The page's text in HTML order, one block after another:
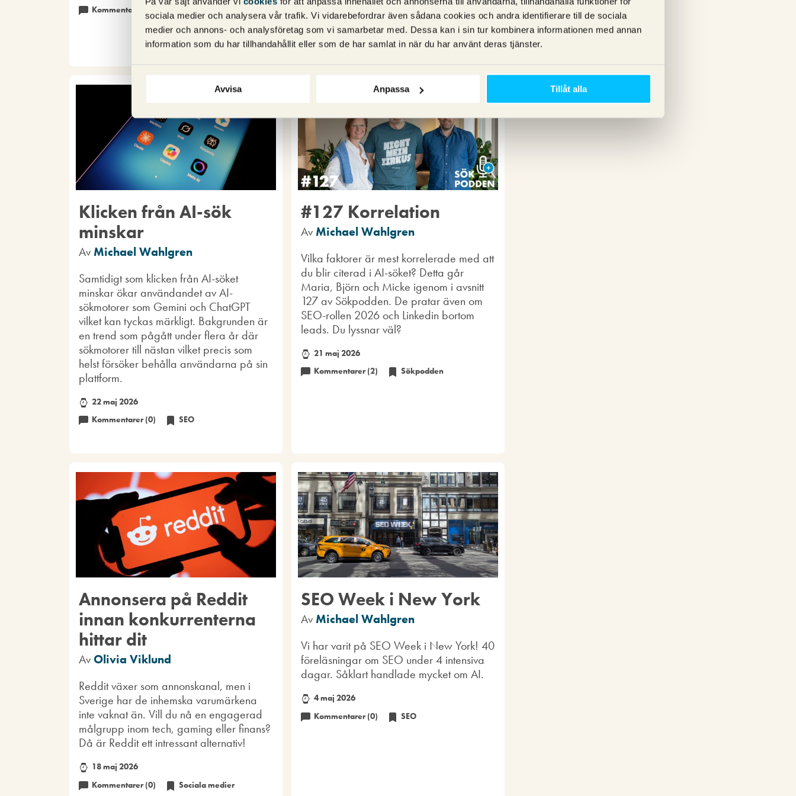
sociala medier och analysera vår trafik. Vi vidarebefordrar även sådana cookies och andra identifierare till de sociala
medier och annons- och analysföretag som vi samarbetar med. Dessa kan i sin tur kombinera informationen med annan
information som du har tillhandahållit eller som de har samlat in när du har använt deras tjänster.
Avvisa Anpassa Tillåt alla
Kommentarer (0)
SEO
26 maj 2026
Kommentarer (0)
SEO
Klicken från AI-sök
minskar
Av Michael Wahlgren
Samtidigt som klicken från AI-söket
minskar ökar användandet av AI-
sökmotorer som Gemini och ChatGPT
vilket kan tyckas märkligt. Bakgrunden är
en trend som pågått under flera år där
sökmotorer till nästan vilket precis som
helst försöker behålla användarna på sin
plattform.
22 maj 2026
Kommentarer (0)
SEO
#127 Korrelation
Av Michael Wahlgren
Vilka faktorer är mest korrelerade med att
du blir citerad i AI-söket? Detta går
Maria, Björn och Micke igenom i avsnitt
127 av Sökpodden. De pratar även om
SEO-rollen 2026 och Linkedin bortom
leads. Du lyssnar väl?
21 maj 2026
Kommentarer (2)
Sökpodden
Annonsera på Reddit
innan konkurrenterna
hittar dit
AvOlivia Viklund
Reddit växer som annonskanal, men i
Sverige har de inhemska varumärkena
inte vaknat än. Vill du nå en engagerad
målgrupp inom tech, gaming eller finans?
Då är Reddit ett intressant alternativ!
18 maj 2026
Kommentarer (0)
Sociala medier
SEO Week i New York
Av Michael Wahlgren
Vi har varit på SEO Week i New York! 40
föreläsningar om SEO under 4 intensiva
dagar. Såklart handlade mycket om AI.
4 maj 2026
Kommentarer (0)
SEO